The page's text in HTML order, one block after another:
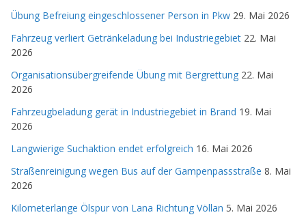
Übung Befreiung eingeschlossener Person in Pkw 29. Mai 2026
Fahrzeug verliert Getränkeladung bei Industriegebiet 22. Mai
2026
Organisationsübergreifende Übung mit Bergrettung 22. Mai
2026
Fahrzeugbeladung gerät in Industriegebiet in Brand 19. Mai
2026
Langwierige Suchaktion endet erfolgreich 16. Mai 2026
Straßenreinigung wegen Bus auf der Gampenpassstraße 8. Mai
2026
Kilometerlange Ölspur von Lana Richtung Völlan 5. Mai 2026